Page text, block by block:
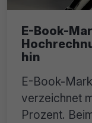
E-Book-
hin
E-Book-
verzeichnet
Prozent.